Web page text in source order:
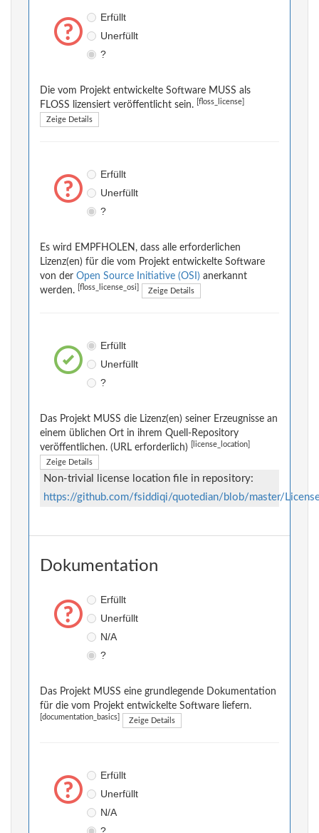
Erfüllt
Unerfüllt
?
Die vom Projekt entwickelte Software MUSS als
FLOSS lizensiert veröffentlicht sein.
[floss_license]
Zeige Details
Erfüllt
Unerfüllt
?
Es wird EMPFHOLEN, dass alle erforderlichen
Lizenz(en) für die vom Projekt entwickelte Software
von der Open Source Initiative (OSI) anerkannt
werden.
[floss_license_osi] Zeige Details
Erfüllt
Unerfüllt
?
Das Projekt MUSS die Lizenz(en) seiner Erzeugnisse an
einem üblichen Ort in ihrem Quell-Repository
veröffentlichen. (URL erforderlich)
[license_location]
Zeige Details
Non-trivial license location file in repository:
https://github.com/fsiddiqi/quotedian/blob/master/
Dokumentation
Erfüllt
Unerfüllt
N/A
?
Das Projekt MUSS eine grundlegende Dokumentation
für die vom Projekt entwickelte Software liefern.
[documentation_basics] Zeige Details
Erfüllt
Unerfüllt
N/A